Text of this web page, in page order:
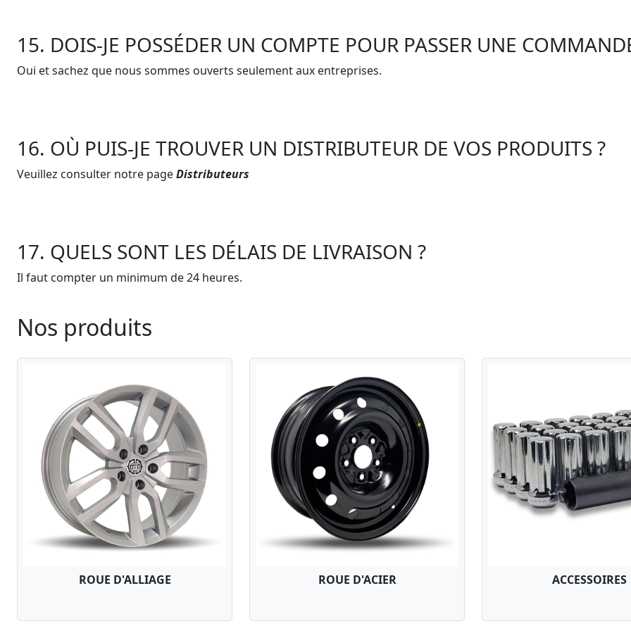
15. DOIS-JE POSSÉDER UN COMPTE POUR PASSER UNE
Oui et sachez que nous sommes ouverts seulement aux entreprises.
16. OÙ PUIS-JE TROUVER UN DISTRIBUTEUR DE VOS PRODUITS ?
Veuillez consulter notre pageDistributeurs
17. QUELS SONT LES DÉLAIS DE LIVRAISON ?
Il faut compter un minimum de 24 heures.
Nos produits
ROUE D'ALLIAGE ROUE D'ACIER ACCESSOIRES